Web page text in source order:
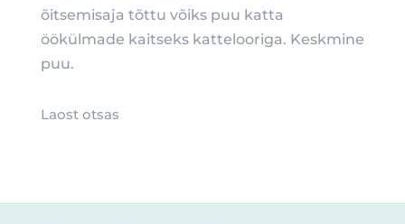
õitsemisaja tõttu võiks puu katta
öökülmade kaitseks kattelooriga. Keskmine
puu.
Laost otsas